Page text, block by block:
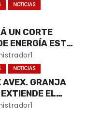
NOTICIAS
UN CORTE
ENERGÍA ESTE
NOTICIAS
AVEX. GRANJA
EL
DE AVEX